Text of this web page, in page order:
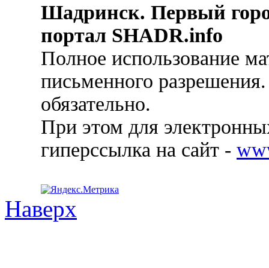
Шадринск. Первый
портал SHADR.info
Полное использование
письменного
обязательно.
При этом для
гиперссылка на сайт -
Наверх